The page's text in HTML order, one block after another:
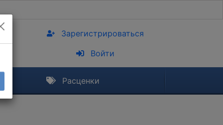
Зарегистрироваться
Войти
Расценки